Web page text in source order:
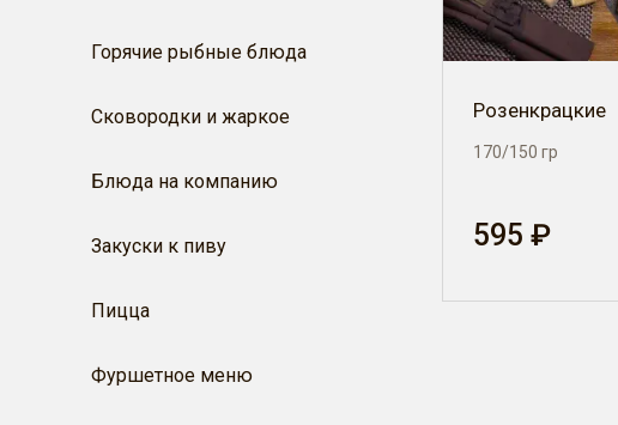
Горячие рыбные блюда
Сковородки и жаркое
Блюда на компанию
Закуски к пиву
Пицца
Фуршетное меню
Розенкрацкие
170/150 гр
595 ₽